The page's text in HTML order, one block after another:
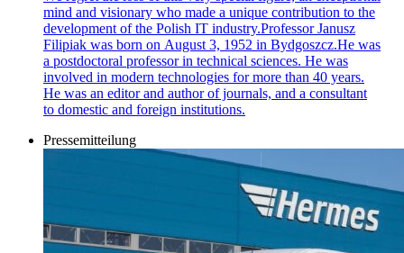
mind and visionary who made a unique contribution to the
development of the Polish IT industry.Professor Janusz
Filipiak was born on August 3, 1952 in Bydgoszcz.He was
a postdoctoral professor in technical sciences. He was
involved in modern technologies for more than 40 years.
He was an editor and author of journals, and a consultant
to domestic and foreign institutions.
Pressemitteilung